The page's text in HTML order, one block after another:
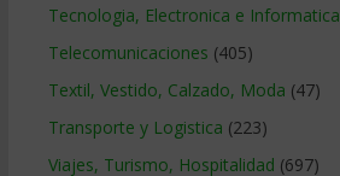
Tecnologia, Electronica e Informatica
Telecomunicaciones (405)
Textil, Vestido, Calzado, Moda (47)
Transporte y Logistica (223)
Viajes, Turismo, Hospitalidad (697)